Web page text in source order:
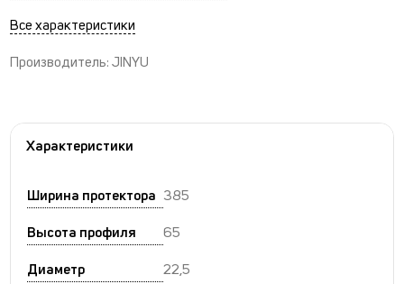
Все характеристики
Производитель: JINYU
Характеристики
Ширина протектора 385
Высота профиля 65
Диаметр 22,5